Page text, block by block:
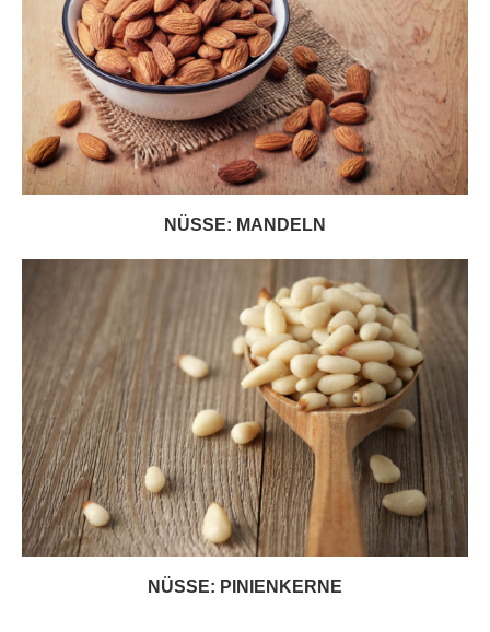
NÜSSE: MANDELN
NÜSSE: PINIENKERNE